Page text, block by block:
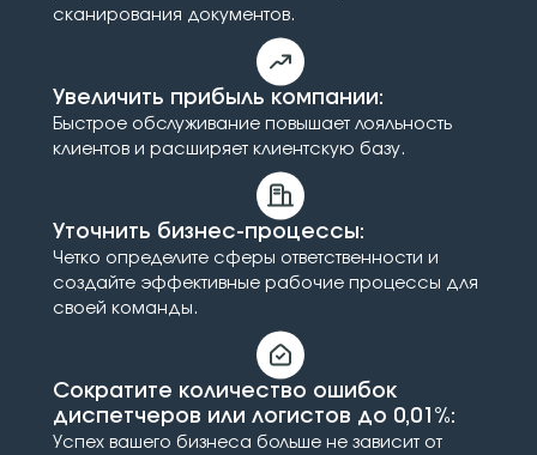
сканирования документов.
Увеличить прибыль компании:
Быстрое обслуживание повышает лояльность
клиентов и расширяет клиентскую базу.
Уточнить бизнес-процессы:
Четко определите сферы ответственности и
создайте эффективные рабочие процессы для
своей команды.
Сократите количество ошибок
диспетчеров или логистов до 0,01%:
Успех вашего бизнеса больше не зависит от